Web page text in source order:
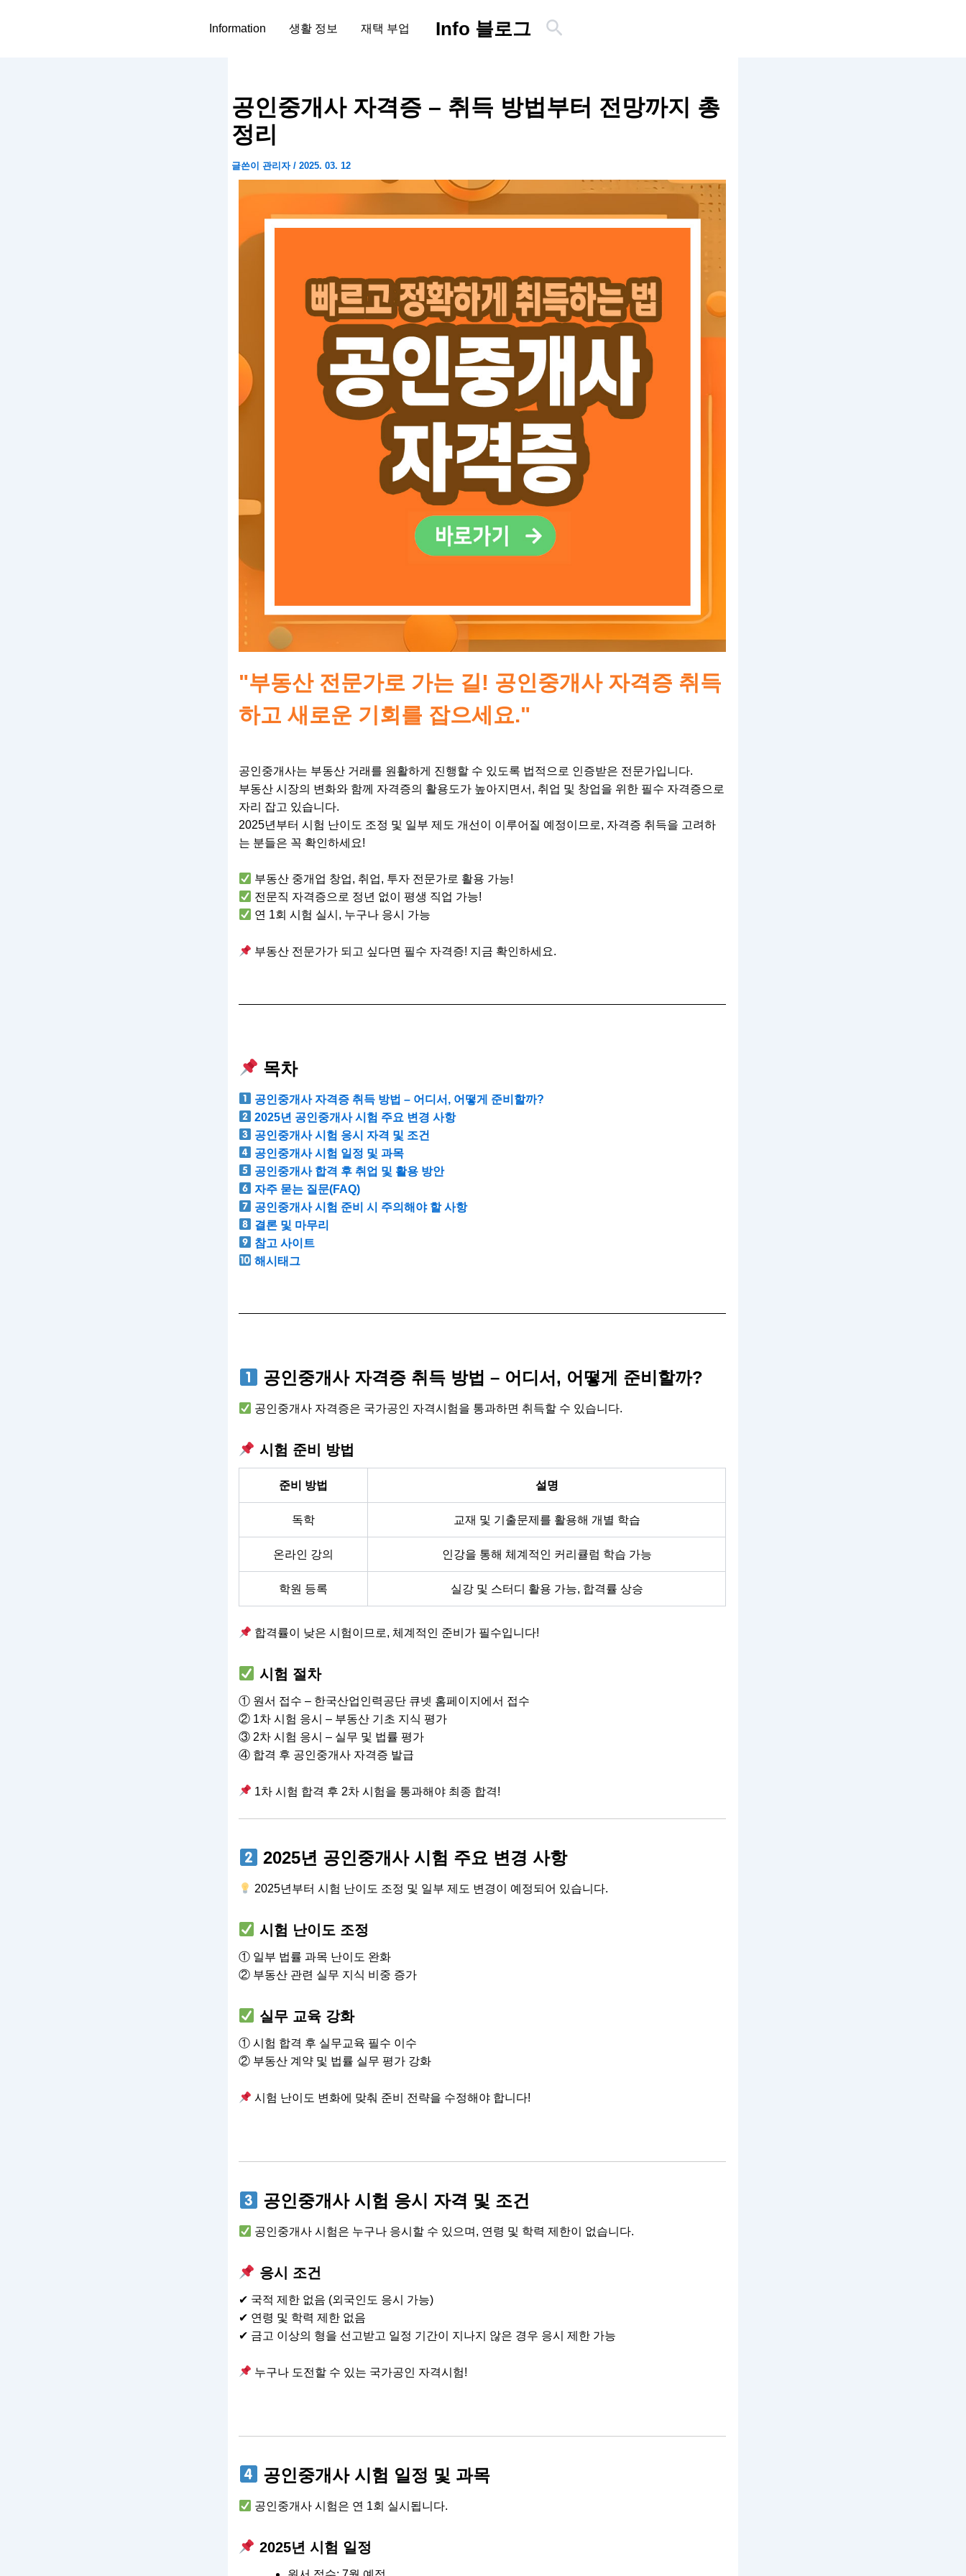
Information 생활 정보 재택 부업 Info 블로그
검
공인중개사 자격증 – 취득 방법부터 전망까지 총
정리
글쓴이 관리자 / 2025. 03. 12
"부동산 전문가로 가는 길! 공인중개사 자격증 취득
하고 새로운 기회를 잡으세요."
공인중개사는 부동산 거래를 원활하게 진행할 수 있도록 법적으로 인증받은 전문가입니다.
부동산 시장의 변화와 함께 자격증의 활용도가 높아지면서, 취업 및 창업을 위한 필수 자격증으로
자리 잡고 있습니다.
2025년부터 시험 난이도 조정 및 일부 제도 개선이 이루어질 예정이므로, 자격증 취득을 고려하
는 분들은 꼭 확인하세요!
부동산 중개업 창업, 취업, 투자 전문가로 활용 가능!
전문직 자격증으로 정년 없이 평생 직업 가능!
연 1회 시험 실시, 누구나 응시 가능
부동산 전문가가 되고 싶다면 필수 자격증! 지금 확인하세요.
목차
공인중개사 자격증 취득 방법 – 어디서, 어떻게 준비할까?
2025년 공인중개사 시험 주요 변경 사항
공인중개사 시험 응시 자격 및 조건
공인중개사 시험 일정 및 과목
공인중개사 합격 후 취업 및 활용 방안
자주 묻는 질문(FAQ)
공인중개사 시험 준비 시 주의해야 할 사항
결론 및 마무리
참고 사이트
해시태그
공인중개사 자격증 취득 방법 – 어디서, 어떻게 준비할까?
공인중개사 자격증은 국가공인 자격시험을 통과하면 취득할 수 있습니다.
시험 준비 방법
준비 방법 설명
독학 교재 및 기출문제를 활용해 개별 학습
온라인 강의 인강을 통해 체계적인 커리큘럼 학습 가능
학원 등록 실강 및 스터디 활용 가능, 합격률 상승
합격률이 낮은 시험이므로, 체계적인 준비가 필수입니다!
시험 절차
① 원서 접수 – 한국산업인력공단 큐넷 홈페이지에서 접수
② 1차 시험 응시 – 부동산 기초 지식 평가
③ 2차 시험 응시 – 실무 및 법률 평가
④ 합격 후 공인중개사 자격증 발급
1차 시험 합격 후 2차 시험을 통과해야 최종 합격!
2025년 공인중개사 시험 주요 변경 사항
2025년부터 시험 난이도 조정 및 일부 제도 변경이 예정되어 있습니다.
시험 난이도 조정
① 일부 법률 과목 난이도 완화
② 부동산 관련 실무 지식 비중 증가
실무 교육 강화
① 시험 합격 후 실무교육 필수 이수
② 부동산 계약 및 법률 실무 평가 강화
시험 난이도 변화에 맞춰 준비 전략을 수정해야 합니다!
공인중개사 시험 응시 자격 및 조건
공인중개사 시험은 누구나 응시할 수 있으며, 연령 및 학력 제한이 없습니다.
응시 조건
✔ 국적 제한 없음 (외국인도 응시 가능)
✔ 연령 및 학력 제한 없음
✔ 금고 이상의 형을 선고받고 일정 기간이 지나지 않은 경우 응시 제한 가능
누구나 도전할 수 있는 국가공인 자격시험!
공인중개사 시험 일정 및 과목
공인중개사 시험은 연 1회 실시됩니다.
2025년 시험 일정